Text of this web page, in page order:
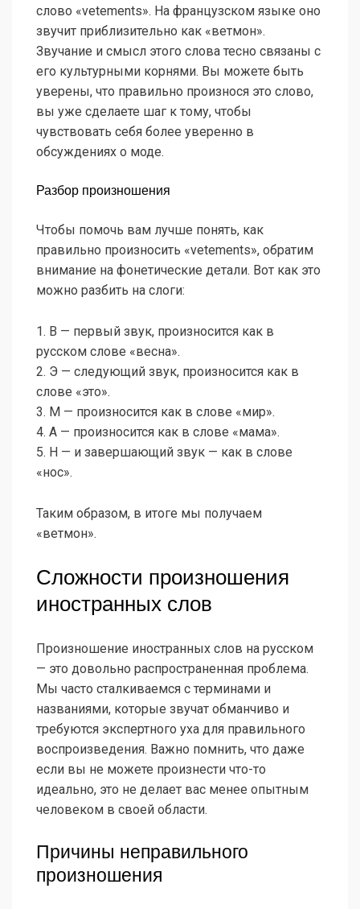
слово «vetements». На французском языке оно
звучит приблизительно как «ветмон».
Звучание и смысл этого слова тесно связаны с
его культурными корнями. Вы можете быть
уверены, что правильно произнося это слово,
вы уже сделаете шаг к тому, чтобы
чувствовать себя более уверенно в
обсуждениях о моде.
Разбор произношения
Чтобы помочь вам лучше понять, как
правильно произносить «vetements», обратим
внимание на фонетические детали. Вот как это
можно разбить на слоги:
1. В — первый звук, произносится как в
русском слове «весна».
2. Э — следующий звук, произносится как в
слове «это».
3. М — произносится как в слове «мир».
4. А — произносится как в слове «мама».
5. Н — и завершающий звук — как в слове
«нос».
Таким образом, в итоге мы получаем
«ветмон».
Сложности произношения
иностранных слов
Произношение иностранных слов на русском
— это довольно распространенная проблема.
Мы часто сталкиваемся с терминами и
названиями, которые звучат обманчиво и
требуются экспертного уха для правильного
воспроизведения. Важно помнить, что даже
если вы не можете произнести что-то
идеально, это не делает вас менее опытным
человеком в своей области.
Причины неправильного
произношения